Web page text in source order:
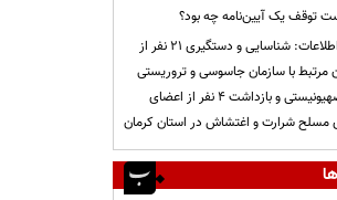
توقف یک آیین‌نامه چه بود؟
وزارت اطلاعات: شناسایی و دستگیری ۲۱ نفر از
مرتبط با سازمان جاسوسی و تروریستی
رژیم صهیونیستی و بازداشت ۴ نفر از اعضای
مسلح شرارت و اغتشاش در استان کرمان